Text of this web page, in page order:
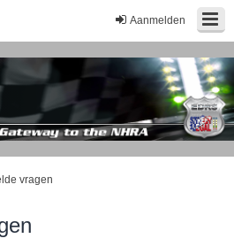
Aanmelden
vragen